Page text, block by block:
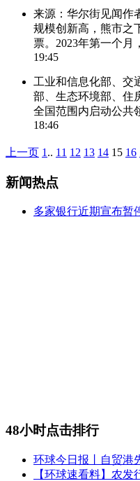
来源：华尔街见闻作
规模创新高，熊市之
票。2023年第一个月
19:45
工业和信息化部、交
部、生态环境部、住
全国范围内启动公共
18:46
上一页 1 .. 11 12 13 14 15 16
新闻热点
多家银行近期宣布暂
48小时点击排行
环球今日报丨自贸港
【环球速看料】农发